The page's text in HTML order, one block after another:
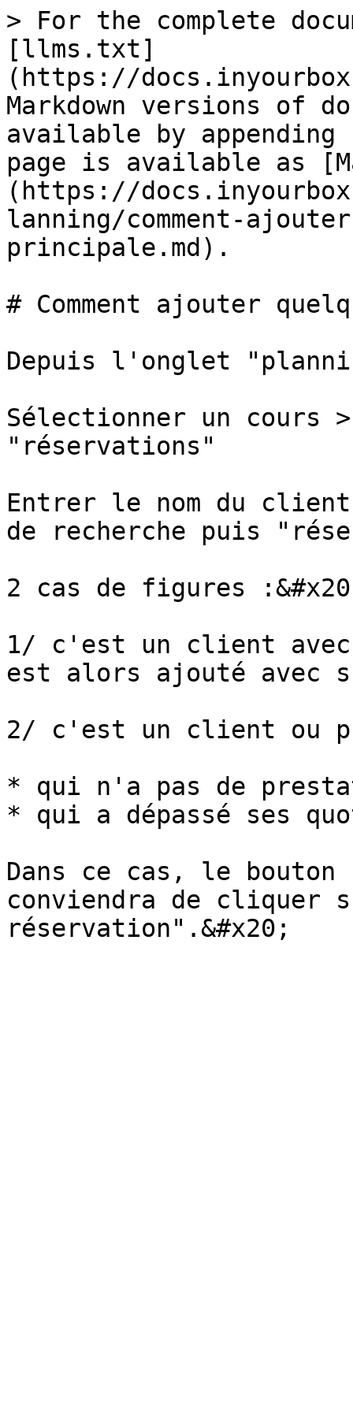
> For the complete
[llms.txt]
(https://
Markdown versions of
available by
page is available as
(https://
lanning/comment-
principale.md).
# Comment ajouter
Depuis l'onglet
Sélectionner un cours
"réservations"
Entrer le nom du
de recherche puis
2 cas de figures
1/ c'est un client
est alors ajouté avec
2/ c'est un client ou
* qui n'a pas de
* qui a dépassé ses
Dans ce cas, le
conviendra de cliquer